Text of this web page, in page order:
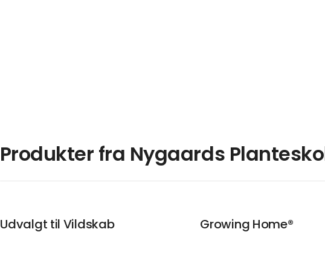
Produkter fra Nygaards
Udvalgt til Vildskab Growing Home®